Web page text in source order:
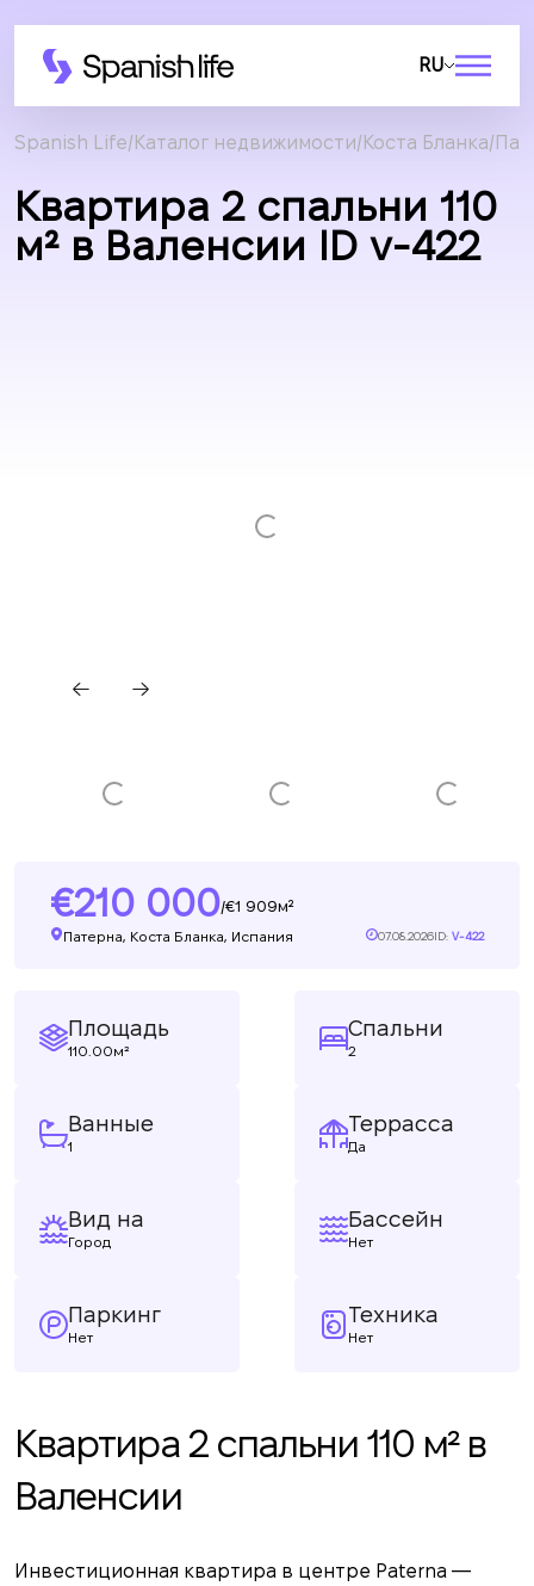
RU
Spanish Life Каталог недвижимости Коста Бланка
Квартира 2 спальни 110
м² в Валенсии ID v-422
210 000/ 1 909м²
Патерна, Коста Бланка, Испания 07.08.2026ID: V-422
Площадь
110.00м²
Спальни
2
Ванные
1
Террасса
Да
Вид на
Город
Бассейн
Нет
Паркинг
Нет
Техника
Нет
Квартира 2 спальни 110 м² в
Валенсии
Инвестиционная квартира в центре Paterna —